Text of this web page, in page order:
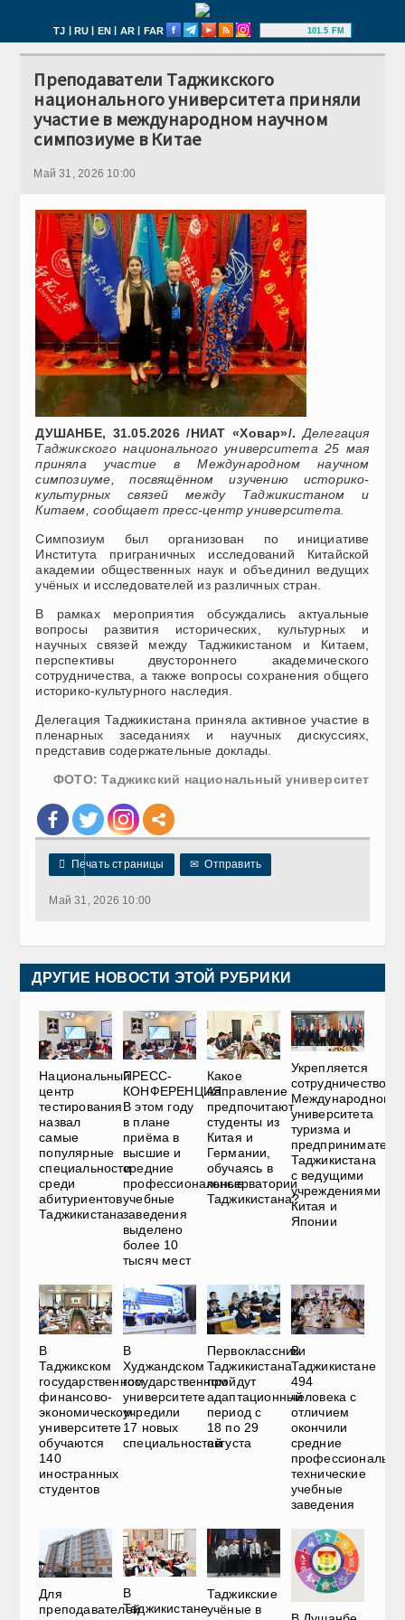
TJ | RU | EN | AR | FAR 101.5 FM
Преподаватели Таджикского
национального университета приняли
участие в международном научном
симпозиуме в Китае
Май 31, 2026 10:00
ДУШАНБЕ, 31.05.2026 /НИАТ «Ховар»/. Делегация
Таджикского национального университета 25 мая
приняла участие в Международном научном
симпозиуме, посвящённом изучению историко-
культурных связей между Таджикистаном и
Китаем, сообщает пресс-центр университета.
Симпозиум был организован по инициативе
Института приграничных исследований Китайской
академии общественных наук и объединил ведущих
учёных и исследователей из различных стран.
В рамках мероприятия обсуждались актуальные
вопросы развития исторических, культурных и
научных связей между Таджикистаном и Китаем,
перспективы двустороннего академического
сотрудничества, а также вопросы сохранения общего
историко-культурного наследия.
Делегация Таджикистана приняла активное участие в
пленарных заседаниях и научных дискуссиях,
представив содержательные доклады.
ФОТО: Таджикский национальный университет
 Печать страницы ✉ Отправить
Май 31, 2026 10:00
ДРУГИЕ НОВОСТИ ЭТОЙ РУБРИКИ
Национальный
центр
тестирования
назвал
самые
популярные
специальности
среди
абитуриентов
Таджикистана
ПРЕСС-
КОНФЕРЕНЦИЯ.
В этом году
в плане
приёма в
высшие и
средние
профессиональные
учебные
заведения
выделено
более 10
тысяч мест
Какое
направление
предпочитают
студенты из
Китая и
Германии,
обучаясь в
консерватории
Таджикистана?
Укрепляется
сотрудничество
Международного
университета
туризма и
Таджикистана
с ведущими
учреждениями
Китая и
Японии
В
Таджикском
государственном
финансово-
экономическом
университете
обучаются
140
иностранных
студентов
В
Худжандском
государственном
университете
учредили
17 новых
специальностей
Первоклассники
Таджикистана
пройдут
адаптационный
период с
18 по 29
августа
В
Таджикистане
494
человека с
отличием
окончили
средние
технические
учебные
заведения
Для
преподавателей
В
Таджикистане
Таджикские
учёные в